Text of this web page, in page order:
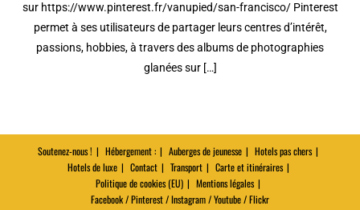
sur https://www.pinterest.fr/vanupied/san-francisco/ Pinterest
permet à ses utilisateurs de partager leurs centres d’intérêt,
passions, hobbies, à travers des albums de photographies
glanées sur […]
Soutenez-nous ! Hébergement : Auberges de jeunesse
Hotels pas chers
Hotels de luxe
Contact Transport
Carte et itinéraires
Politique de cookies (EU)
Mentions légales
Facebook / Pinterest / Instagram / Youtube / Flickr